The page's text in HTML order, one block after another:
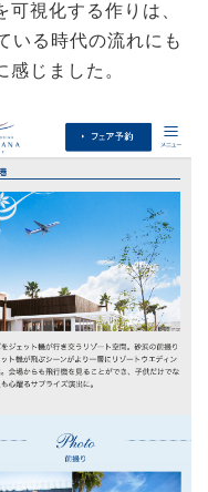
視化する作りは、
いる時代の流れにも
じました。